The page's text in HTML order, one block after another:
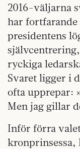
2016-väljarna
har
presidentens
ryckiga
Svaret ligger i
ofta upprepar:
Men jag gillar
Inför förra
kronprinsessa,